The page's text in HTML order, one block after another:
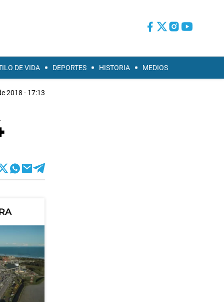
DE VIDA DEPORTES HISTORIA MEDIOS
2018 - 17:13